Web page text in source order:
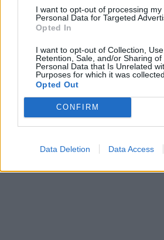
I want to opt-out of processing my
Personal Data for Targeted
Opted In
I want to opt-out of Collection, Use,
Retention, Sale, and/or Sharing of
Personal Data that Is Unrelated
Purposes for which it was collected.
Opted Out
CONFIRM
Data Deletion Data Access